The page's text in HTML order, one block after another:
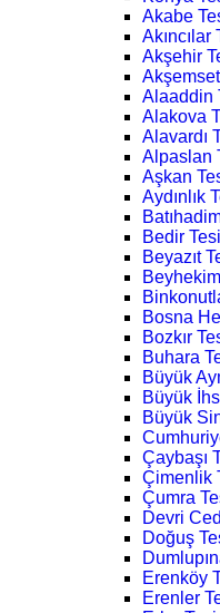
Akabe
Akıncılar
Akşehir
Alaaddin
Alakova
Alavardı
Alpaslan
Aşkan
Aydınlık
Bedir
Beyazıt
Bosna
Bozkır
Buhara
Büyük
Büyük
Büyük
Çaybaşı
Çimenlik
Çumra
Devri
Doğuş
Erenköy
Erenler